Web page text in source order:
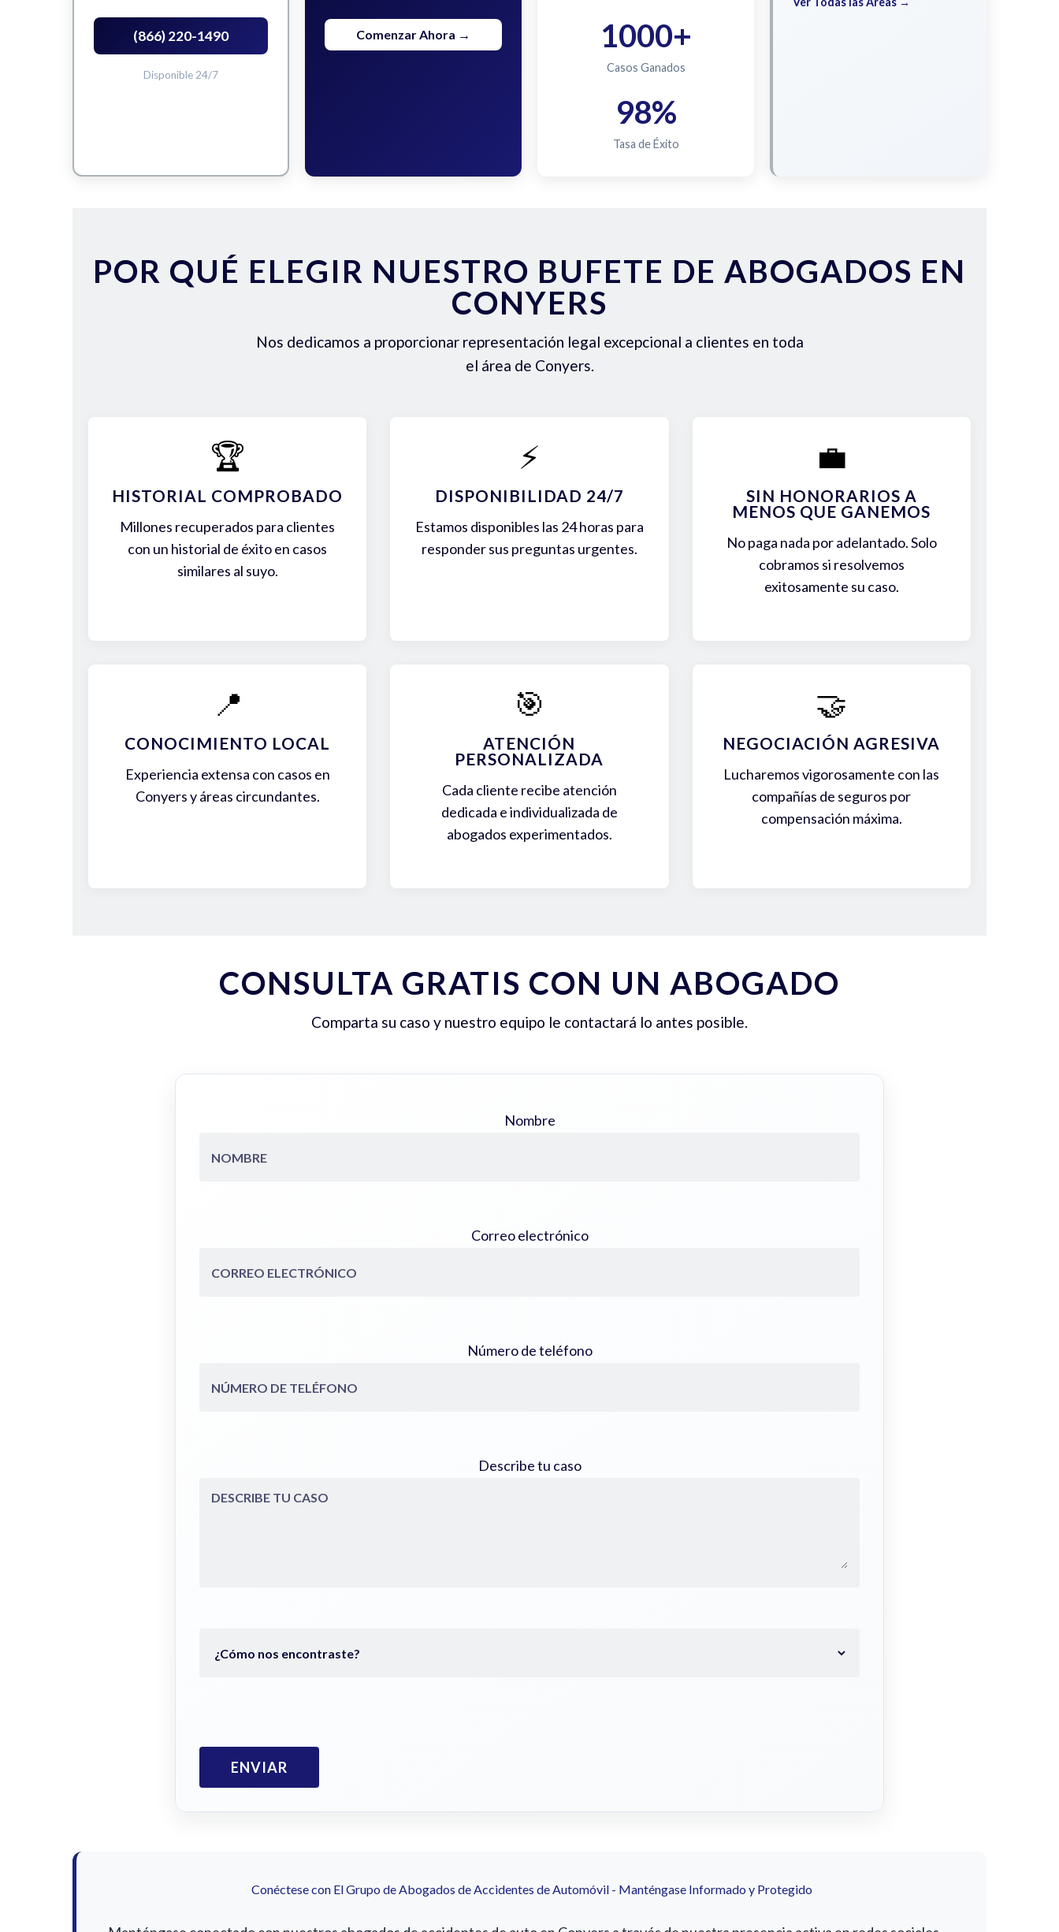
(866) 220-1490
Disponible 24/7
Comenzar Ahora → 1000+
Casos Ganados
98%
Tasa de Éxito
POR QUÉ ELEGIR NUESTRO BUFETE DE ABOGADOS EN
CONYERS
Nos dedicamos a proporcionar representación legal excepcional a clientes en toda
el área de Conyers.
🏆
HISTORIAL COMPROBADO
Millones recuperados para clientes
con un historial de éxito en casos
similares al suyo.
⚡
DISPONIBILIDAD 24/7
Estamos disponibles las 24 horas para
responder sus preguntas urgentes.
💼
SIN HONORARIOS A
MENOS QUE GANEMOS
No paga nada por adelantado. Solo
cobramos si resolvemos
exitosamente su caso.
📍
CONOCIMIENTO LOCAL
Experiencia extensa con casos en
Conyers y áreas circundantes.
🎯
ATENCIÓN
PERSONALIZADA
Cada cliente recibe atención
dedicada e individualizada de
abogados experimentados.
🤝
NEGOCIACIÓN AGRESIVA
Lucharemos vigorosamente con las
compañías de seguros por
compensación máxima.
CONSULTA GRATIS CON UN ABOGADO
Comparta su caso y nuestro equipo le contactará lo antes posible.
Nombre
Correo electrónico
Número de teléfono
Describe tu caso
Conéctese con El Grupo de Abogados de Accidentes de Automóvil - Manténgase Informado y Protegido